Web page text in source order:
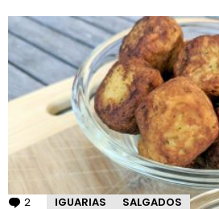
2 Comentários
IGUARIAS SALGADOS